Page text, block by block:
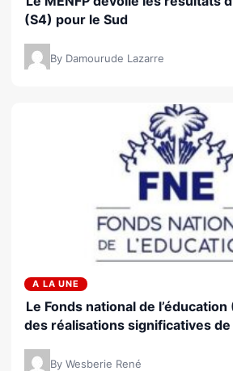
(S4) pour le Sud
By Damourude Lazarre
A LA UNE
Le Fonds national de l’éducation
des réalisations significatives
By Wesberie René